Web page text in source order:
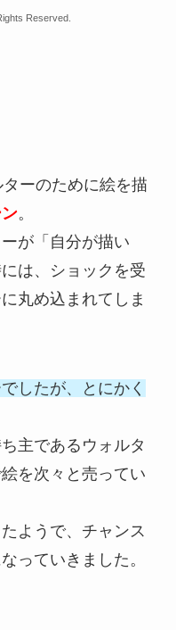
Reserved.
ーのために絵を描
。
が「自分が描い
は、ショックを受
丸め込まれてしま
したが、とにかく
主であるウォルタ
を次々と売ってい
ようで、チャンス
っていきました。